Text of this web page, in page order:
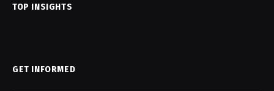
TOP INSIGHTS
GET INFORMED